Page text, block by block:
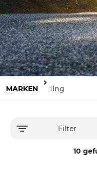
MARKEN Edding
Filter
10